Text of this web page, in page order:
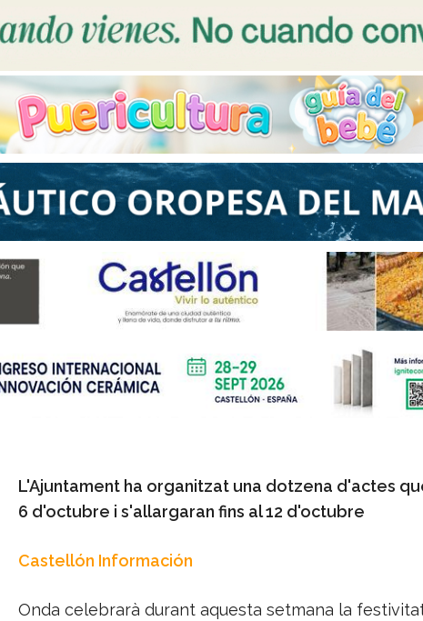
L'Ajuntament ha organitzat una dotzena d'actes
6 d'octubre i s'allargaran fins al 12 d'octubre
Castellón Información
Onda celebrarà durant aquesta setmana la